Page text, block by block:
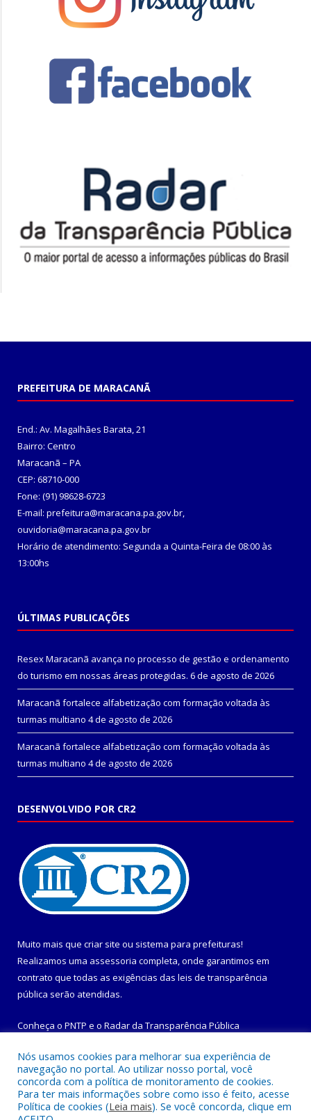
PREFEITURA DE MARACANÃ
End.: Av. Magalhães Barata, 21
Bairro: Centro
Maracanã – PA
CEP: 68710-000
Fone: (91) 98628-6723
E-mail: prefeitura@maracana.pa.gov.br,
ouvidoria@maracana.pa.gov.br
Horário de atendimento: Segunda a Quinta-Feira de 08:00 às
13:00hs
ÚLTIMAS PUBLICAÇÕES
Resex Maracanã avança no processo de gestão e ordenamento
do turismo em nossas áreas protegidas. 6 de agosto de 2026
Maracanã fortalece alfabetização com formação voltada às
turmas multiano 4 de agosto de 2026
Maracanã fortalece alfabetização com formação voltada às
turmas multiano 4 de agosto de 2026
DESENVOLVIDO POR CR2
Muito mais que criar site ou sistema para prefeituras!
Realizamos uma assessoria completa, onde garantimos em
contrato que todas as exigências das leis de transparência
pública serão atendidas.
Conheça o PNTP e o Radar da Transparência Pública
Todos os direitos reservados a Prefeitura Municipal de
Maracanã.
Nós usamos cookies para melhorar sua experiência de
navegação no portal. Ao utilizar nosso portal, você
concorda com a política de monitoramento de cookies.
Para ter mais informações sobre como isso é feito, acesse
Política de cookies (Leia mais). Se você concorda, clique em